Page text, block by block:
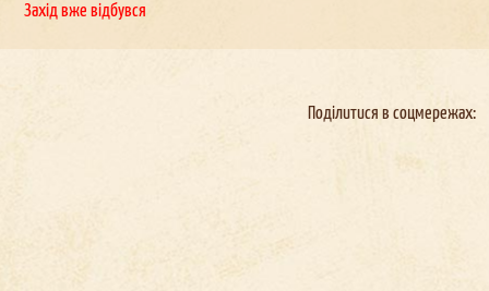
Захід вже відбувся
Поділитися в соцмережах: